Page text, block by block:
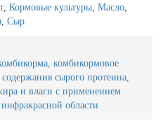
, Кормовые культуры, Масло,
, Сыр
комбикормовое
сырого протеина,
и влаги с применением
области